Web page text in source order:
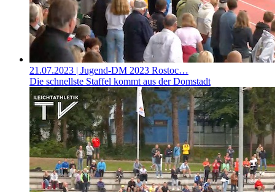
21.07.2023 | Jugend-DM 2023 Rostoc…
Die schnellste Staffel kommt aus der Domstadt